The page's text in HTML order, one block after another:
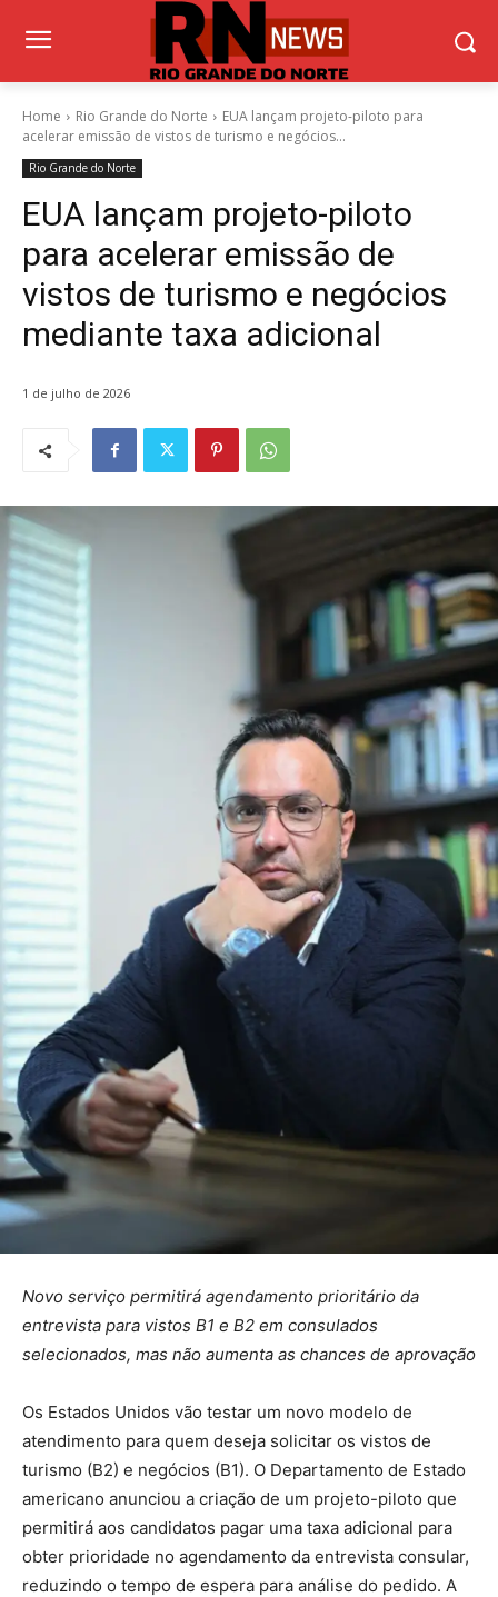
Home Rio Grande do Norte
EUA lançam projeto-piloto para
acelerar emissão de vistos de turismo e negócios...
Rio Grande do Norte
EUA lançam projeto-piloto
para acelerar emissão de
vistos de turismo e negócios
mediante taxa adicional
1 de julho de 2026
Novo serviço permitirá agendamento prioritário da
entrevista para vistos B1 e B2 em consulados
selecionados, mas não aumenta as chances de aprovação
Os Estados Unidos vão testar um novo modelo de
atendimento para quem deseja solicitar os vistos de
turismo (B2) e negócios (B1). O Departamento de Estado
americano anunciou a criação de um projeto-piloto que
permitirá aos candidatos pagar uma taxa adicional para
obter prioridade no agendamento da entrevista consular,
reduzindo o tempo de espera para análise do pedido. A